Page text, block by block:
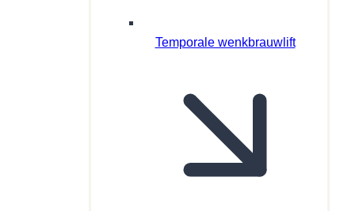
Temporale wenkbrauwlift